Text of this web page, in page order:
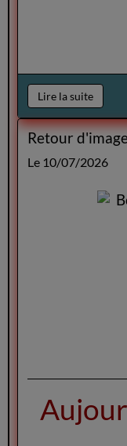
Lire la suite
Retour
Le 10/07/2026